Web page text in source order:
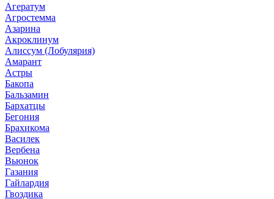
Агератум
Агростемма
Азарина
Акроклинум
Алиссум (Лобулярия)
Амарант
Астры
Бакопа
Бальзамин
Бархатцы
Бегония
Брахикома
Василек
Вербена
Вьюнок
Газания
Гайлардия
Гвоздика